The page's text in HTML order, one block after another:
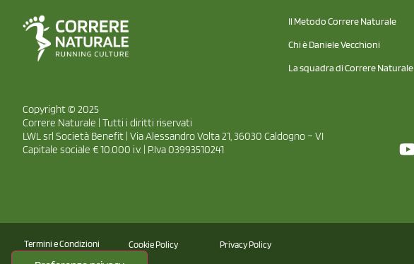
Il Metodo Correre Naturale
Chi è Daniele Vecchioni
La squadra di Correre Naturale
Copyright © 2025
Correre Naturale | Tutti i diritti riservati
LWL srl Società Benefit | Via Alessandro Volta 21, 36030 Caldogno – VI
Capitale sociale € 10.000 i.v. | P.Iva 03993510241
Termini e Condizioni Cookie Policy Privacy Policy